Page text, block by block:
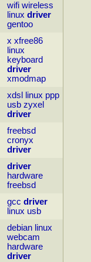
wifi wireless
linux driver
gentoo
x xfree86
linux
keyboard
driver
xmodmap
xdsl linux ppp
usb zyxel
driver
freebsd
cronyx
driver
driver
hardware
freebsd
gcc driver
linux usb
debian linux
webcam
hardware
driver